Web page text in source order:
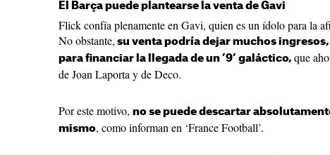
El Barça puede plantearse la venta de Gavi
Flick confía plenamente en Gavi, quien es un ídolo para la
No obstante, su venta podría dejar muchos
para financiar la llegada de un ’9’ galáctico, que
de Joan Laporta y de Deco.
Por este motivo, no se puede descartar
mismo, como informan en ‘France Football’.